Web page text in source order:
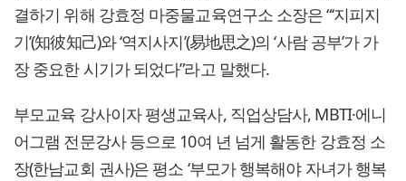
결하기 위해 강효정 마중물교육연구소 소장은 “‘지피지
기’(知彼知己)와 ‘역지사지’(易地思之)의 ‘사람 공부’가 가
장 중요한 시기가 되었다”라고 말했다.
부모교육 강사이자 평생교육사, 직업상담사, MBTI·에니
어그램 전문강사 등으로 10여 년 넘게 활동한 강효정 소
장(한남교회 권사)은 평소 ‘부모가 행복해야 자녀가 행복